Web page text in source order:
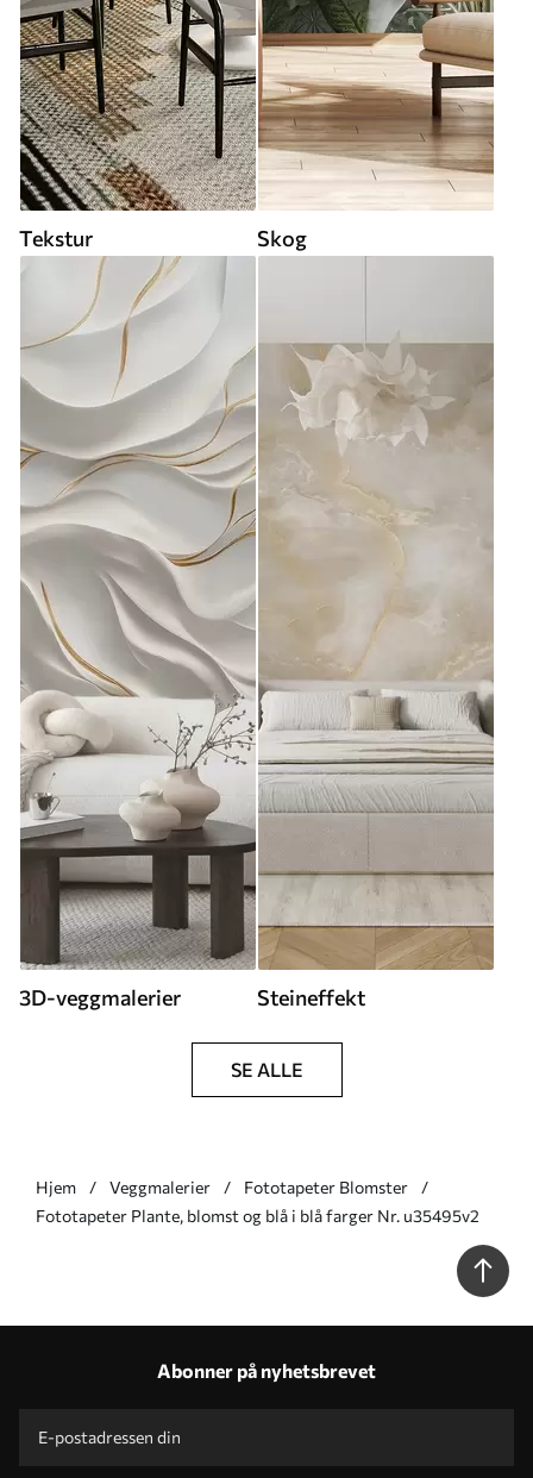
Tekstur Skog
3D-veggmalerier Steineffekt
SE ALLE
Hjem Veggmalerier
Fototapeter Blomster
Fototapeter Plante, blomst og blå i blå farger Nr. u35495v2
Abonner på nyhetsbrevet